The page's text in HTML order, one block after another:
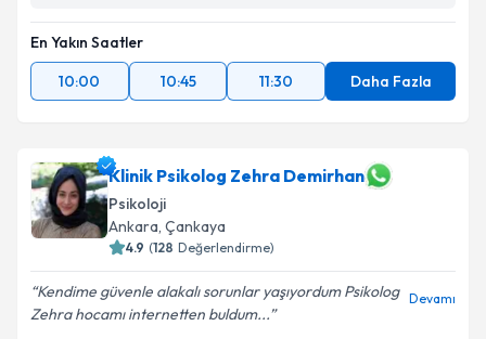
En Yakın Saatler
10:00
10:45 11:30 Daha Fazla
Klinik Psikolog Zehra Demirhan
Psikoloji
Ankara, Çankaya
4.9 (128 Değerlendirme)
Kendime güvenle alakalı sorunlar yaşıyordum Psikolog
Zehra hocamı internetten buldum...
Devamı